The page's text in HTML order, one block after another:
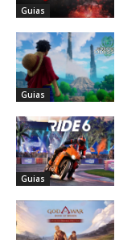
Guias
Guias
Guias